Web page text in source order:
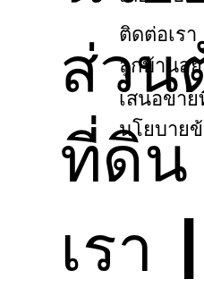
ติดต่อเรา
ลูกบ้านส
เสนอขา
นโยบาย
ส่ว
ที่ดิน
เรา |